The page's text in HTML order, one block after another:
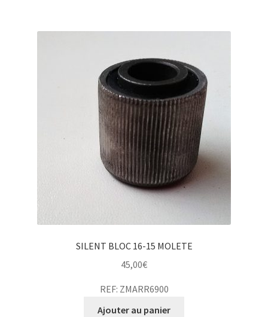
SILENT BLOC 16-15 MOLETE
45,00€
REF: ZMARR6900
Ajouter au panier